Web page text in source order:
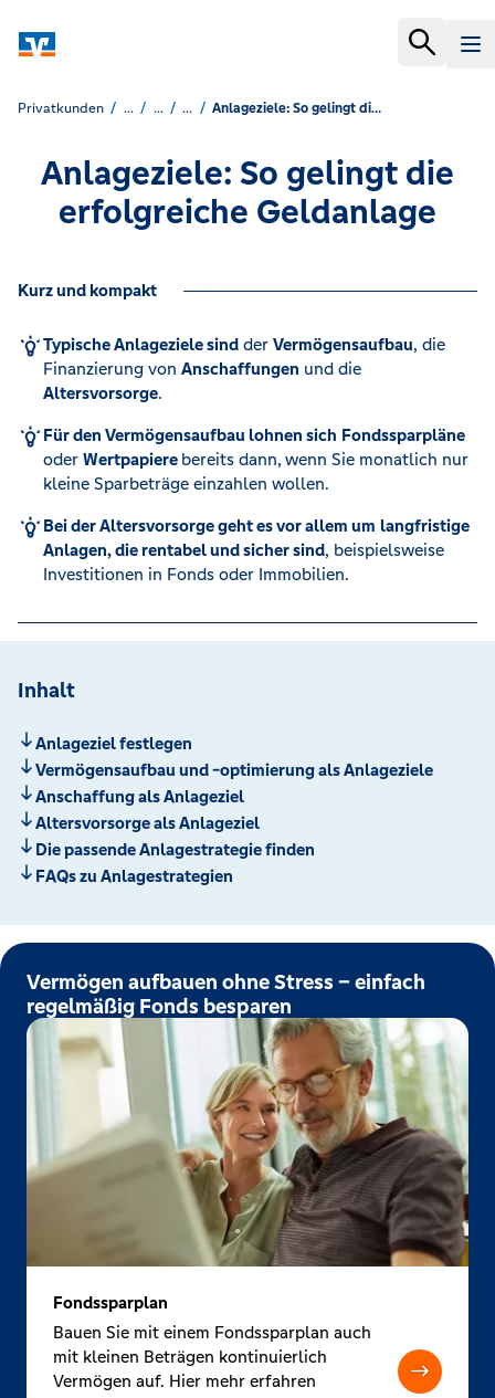
Privatkunden ... ... ... Anlageziele: So gelingt die erfolgreiche Geldanlage
Anlageziele: So gelingt die
erfolgreiche Geldanlage
Kurz und kompakt
Typische Anlageziele sindder Vermögensaufbau, die
Finanzierung von Anschaffungen und die
Altersvorsorge.
Für den Vermögensaufbau lohnen sich Fondssparpläne
oder Wertpapiere bereits dann, wenn Sie monatlich nur
kleine Sparbeträge einzahlen wollen.
Bei der Altersvorsorge geht es vor allem um langfristige
Anlagen, die rentabel und sicher sind, beispielsweise
Investitionen in Fonds oder Immobilien.
Inhalt
Anlageziel festlegen
Vermögensaufbau und -optimierung als Anlageziele
Anschaffung als Anlageziel
Altersvorsorge als Anlageziel
Die passende Anlagestrategie finden
FAQs zu Anlagestrategien
Vermögen aufbauen ohne Stress – einfach
regelmäßig Fonds besparen
Fondssparplan
Bauen Sie mit einem Fondssparplan auch
mit kleinen Beträgen kontinuierlich
Vermögen auf. Hier mehr erfahren